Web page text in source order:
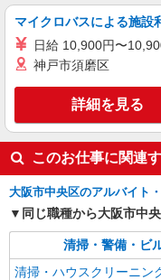
マイクロバスによる施設
日給 10,900円〜
神戸市須磨区
詳細を見る
このお仕事に関連
大阪市中央区のアルバイト
同じ職種から大阪市中
清掃・警備・ビ
清掃・ハウスクリーニン